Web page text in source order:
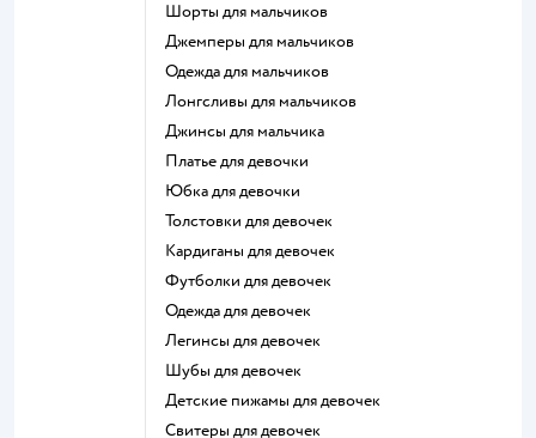
Шорты для мальчиков
Джемперы для мальчиков
Одежда для мальчиков
Лонгсливы для мальчиков
Джинсы для мальчика
Платье для девочки
Юбка для девочки
Толстовки для девочек
Кардиганы для девочек
Футболки для девочек
Одежда для девочек
Легинсы для девочек
Шубы для девочек
Детские пижамы для девочек
Свитеры для девочек